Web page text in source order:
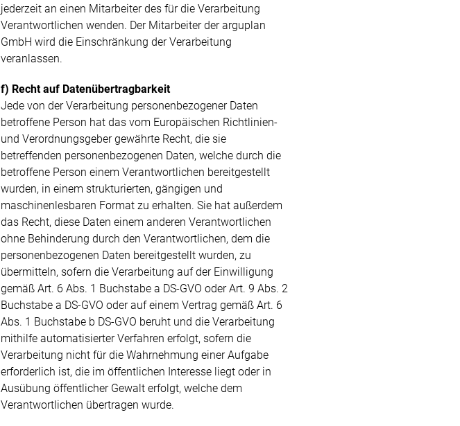
jederzeit an einen Mitarbeiter des für die Verarbeitung
Verantwortlichen wenden. Der Mitarbeiter der arguplan
GmbH wird die Einschränkung der Verarbeitung
veranlassen.
f) Recht auf Datenübertragbarkeit
Jede von der Verarbeitung personenbezogener Daten
betroffene Person hat das vom Europäischen Richtlinien-
und Verordnungsgeber gewährte Recht, die sie
betreffenden personenbezogenen Daten, welche durch die
betroffene Person einem Verantwortlichen bereitgestellt
wurden, in einem strukturierten, gängigen und
maschinenlesbaren Format zu erhalten. Sie hat außerdem
das Recht, diese Daten einem anderen Verantwortlichen
ohne Behinderung durch den Verantwortlichen, dem die
personenbezogenen Daten bereitgestellt wurden, zu
übermitteln, sofern die Verarbeitung auf der Einwilligung
gemäß Art. 6 Abs. 1 Buchstabe a DS-GVO oder Art. 9 Abs. 2
Buchstabe a DS-GVO oder auf einem Vertrag gemäß Art. 6
Abs. 1 Buchstabe b DS-GVO beruht und die Verarbeitung
mithilfe automatisierter Verfahren erfolgt, sofern die
Verarbeitung nicht für die Wahrnehmung einer Aufgabe
erforderlich ist, die im öffentlichen Interesse liegt oder in
Ausübung öffentlicher Gewalt erfolgt, welche dem
Verantwortlichen übertragen wurde.